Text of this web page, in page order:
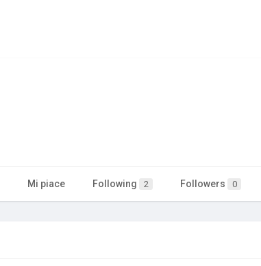
Mi piace Following 2 Followers 0